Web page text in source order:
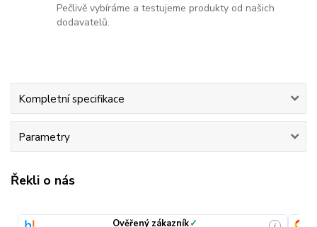
Pečlivě vybíráme a testujeme produkty od našich
dodavatelů.
Kompletní specifikace
Parametry
Řekli o nás
Ověřený zákazník✓